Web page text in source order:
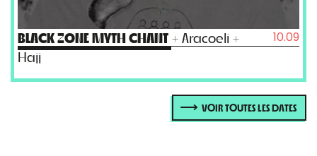
BLACK ZONE MYTH CHANT + Aracoeli +
Hajj
10.09
VOIR TOUTES LES DATES